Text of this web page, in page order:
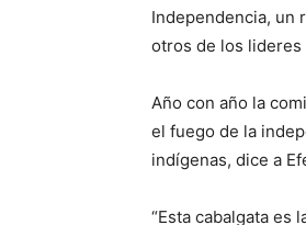
Independencia, un
otros de los
Año con año la
el fuego de la
indígenas, dice a
“Esta cabalgata es